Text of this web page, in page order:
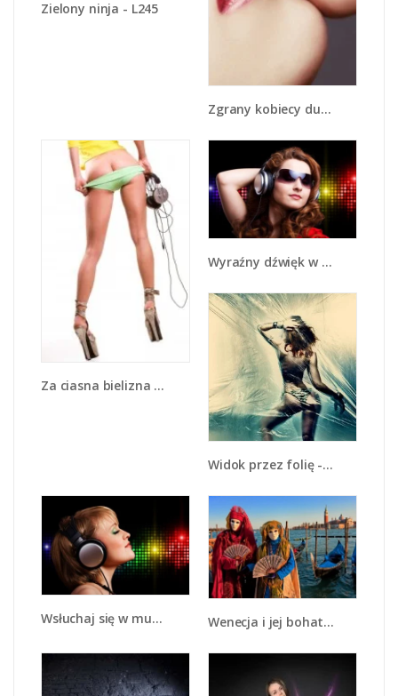
Zielony ninja - L245
Zgrany kobiecy duet - L112
Za ciasna bielizna - L094
Wyraźny dźwięk w słuchawkach - L014
Widok przez folię - L089
Wsłuchaj się w muzykę - L015 Wenecja i jej bohaterowie - L210